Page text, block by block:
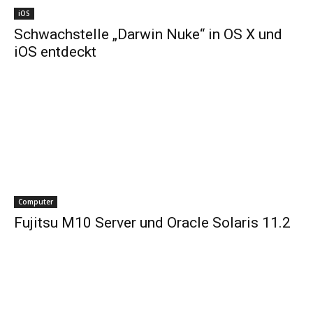
iOS
Schwachstelle „Darwin Nuke“ in OS X und
iOS entdeckt
Computer
Fujitsu M10 Server und Oracle Solaris 11.2